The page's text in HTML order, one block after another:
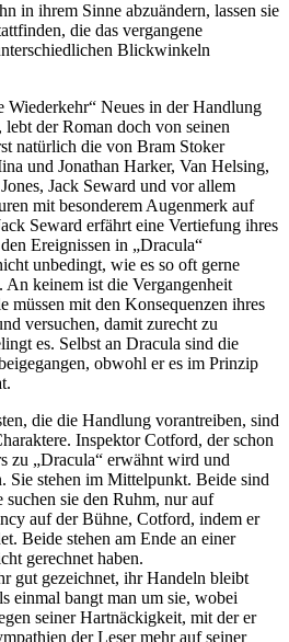
in ihrem Sinne abzuändern, lassen sie
die das vergangene
Blickwinkeln
Wiederkehr“ Neues in der Handlung
der Roman doch von seinen
natürlich die von Bram Stoker
und Jonathan Harker, Van Helsing,
Jack Seward und vor allem
mit besonderem Augenmerk auf
Seward erfährt eine Vertiefung ihres
Ereignissen in „Dracula“
unbedingt, wie es so oft gerne
keinem ist die Vergangenheit
müssen mit den Konsequenzen ihres
versuchen, damit zurecht zu
es. Selbst an Dracula sind die
obwohl er es im Prinzip
die die Handlung vorantreiben, sind
Inspektor Cotford, der schon
zu „Dracula“ erwähnt wird und
Sie stehen im Mittelpunkt. Beide sind
sie den Ruhm, nur auf
auf der Bühne, Cotford, indem er
Beide stehen am Ende an einer
gerechnet haben.
gut gezeichnet, ihr Handeln bleibt
einmal bangt man um sie, wobei
seiner Hartnäckigkeit, mit der er
der Leser mehr auf seiner